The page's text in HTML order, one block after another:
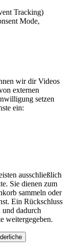
Tracking)
Mode,
wir dir Videos
externen
setzen
ein:
ausschließlich
Sie dienen zum
sammeln oder
Ein Rückschluss
dadurch
weitergegeben.